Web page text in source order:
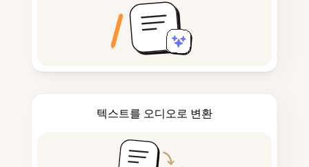
텍스트를 오디오로 변환